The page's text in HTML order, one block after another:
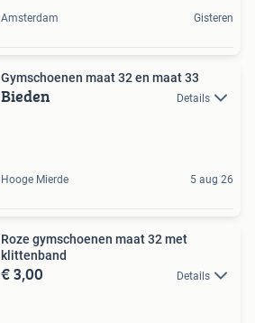
Amsterdam Gisteren
Gymschoenen maat 32 en maat 33
Bieden Details
Hooge Mierde 5 aug 26
Roze gymschoenen maat 32 met
klittenband
€ 3,00 Details